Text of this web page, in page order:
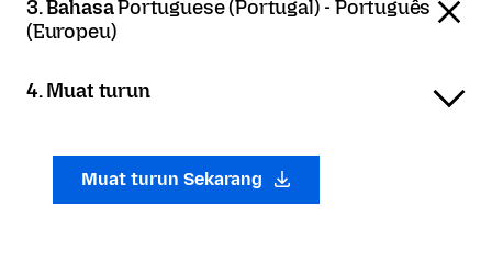
3. BahasaPortuguese (Portugal) - Português
(Europeu)
4. Muat turun
Muat turun Sekarang